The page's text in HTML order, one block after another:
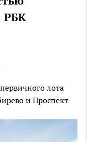
РБК
лота
и Проспект